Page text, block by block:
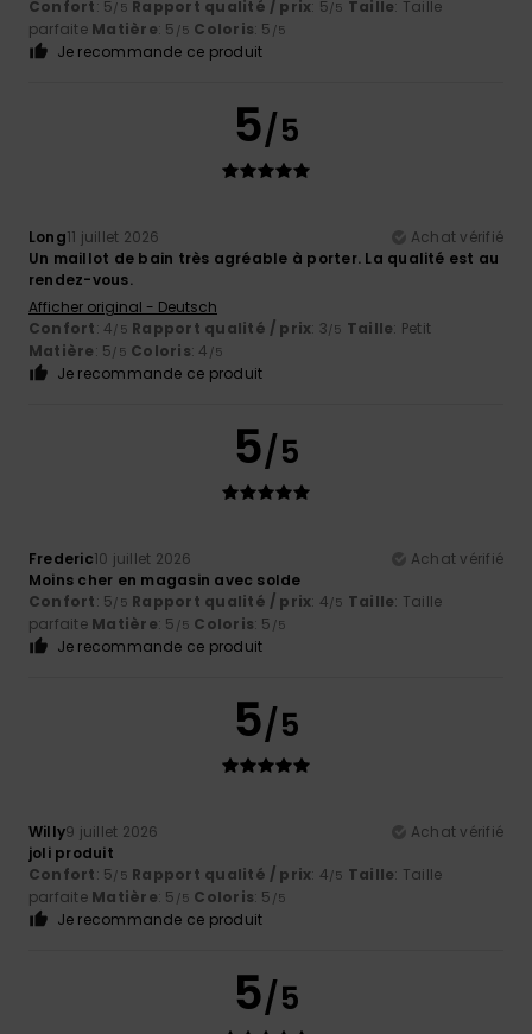
Confort: 5/5 Rapport qualité / prix: 5/5 Taille: Taille
parfaite Matière: 5 /5 Coloris: 5 /5
Je recommande ce produit
5/5
Long11 juillet 2026
Achat vérifié
Un maillot de bain très agréable à porter. La qualité est au
rendez-vous.
Afficher original - Deutsch
Confort: 4/5 Rapport qualité / prix: 3/5 Taille: Petit
Matière: 5/5 Coloris: 4 /5
Je recommande ce produit
5/5
Frederic10 juillet 2026
Achat vérifié
Moins cher en magasin avec solde
Confort: 5/5 Rapport qualité / prix: 4/5 Taille: Taille
parfaite Matière: 5 /5 Coloris: 5 /5
Je recommande ce produit
5/5
Willy9 juillet 2026
Achat vérifié
joli produit
Confort: 5/5 Rapport qualité / prix: 4/5 Taille: Taille
parfaite Matière: 5 /5 Coloris: 5 /5
Je recommande ce produit
5/5